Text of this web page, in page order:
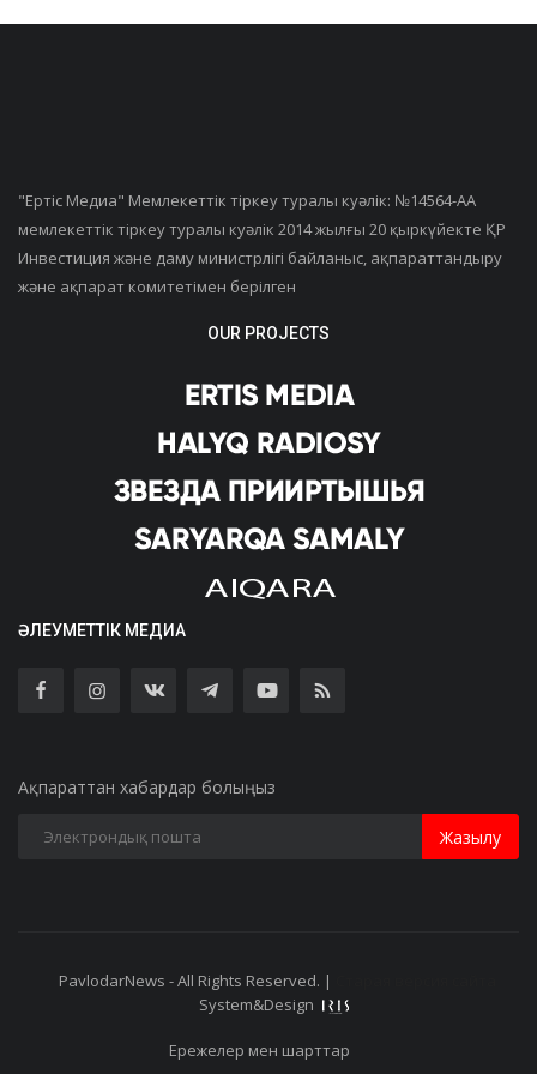
"Ертiс Медиа" Мемлекеттік тіркеу туралы куәлік: №14564-АА
мемлекеттік тіркеу туралы куәлік 2014 жылғы 20 қыркүйекте ҚР
Инвестиция және даму министрлігі байланыс, ақпараттандыру
және ақпарат комитетімен берілген
OUR PROJECTS
ӘЛЕУМЕТТІК МЕДИА
Ақпараттан хабардар болыңыз
Жазылу
PavlodarNews - All Rights Reserved. |
System&Design
Ережелер мен шарттар